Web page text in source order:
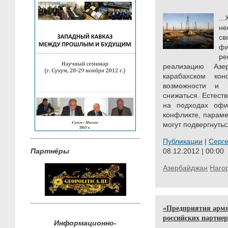
Партнёры
Информационно-
реализацию
карабахском
возможности и
снижаться.
на подходах
конфликте,
могут
Публикации |
08.12.2012 | 00:00
Азербайджан
«Предприятия
российских